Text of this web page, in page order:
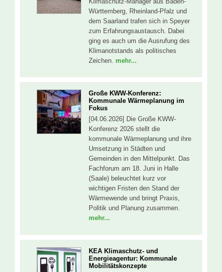
Württemberg, Rheinland-Pfalz und
dem Saarland trafen sich in Speyer
zum Erfahrungsaustausch. Dabei
ging es auch um die Ausrufung des
Klimanotstands als politisches
Zeichen. mehr...
Große KWW-Konferenz:
Kommunale Wärmeplanung im
Fokus
[04.06.2026] Die Große KWW-
Konferenz 2026 stellt die
kommunale Wärmeplanung und ihre
Umsetzung in Städten und
Gemeinden in den Mittelpunkt. Das
Fachforum am 18. Juni in Halle
(Saale) beleuchtet kurz vor
wichtigen Fristen den Stand der
Wärmewende und bringt Praxis,
Politik und Planung zusammen.
mehr...
KEA Klimaschutz- und
Energieagentur: Kommunale
Mobilitätskonzepte